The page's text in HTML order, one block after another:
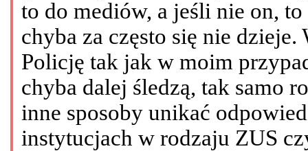
to do mediów, a jeśli nie on,
chyba za często się nie
Policję tak jak w moim
chyba dalej śledzą, tak samo
inne sposoby unikać
instytucjach w rodzaju ZUS